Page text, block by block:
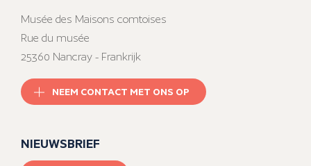
Musée des Maisons comtoises
Rue du musée
25360 Nancray - Frankrijk
NEEM CONTACT MET ONS OP
NIEUWSBRIEF